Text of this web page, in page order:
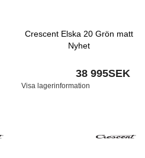
Crescent Elska 20 Grön matt
Nyhet
38 995SEK
Visa lagerinformation